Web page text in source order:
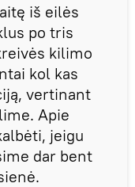
iš eilės
po tris
kilimo
kol kas
vertinant
Apie
jeigu
dar bent